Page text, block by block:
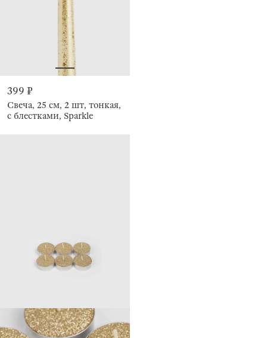
399 ₽
Свеча, 25 см, 2 шт, тонкая,
с блестками, Sparkle